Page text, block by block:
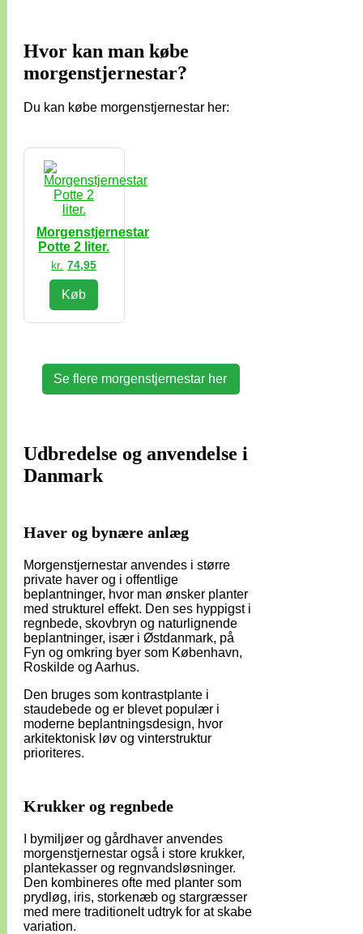
Hvor kan man købe
morgenstjernestar?
Du kan købe morgenstjernestar her:
Morgenstjernestar
Potte 2 liter.
kr. 74,95
Køb
Se flere morgenstjernestar her
Udbredelse og anvendelse i
Danmark
Haver og bynære anlæg
Morgenstjernestar anvendes i større
private haver og i offentlige
beplantninger, hvor man ønsker planter
med strukturel effekt. Den ses hyppigst i
regnbede, skovbryn og naturlignende
beplantninger, især i Østdanmark, på
Fyn og omkring byer som København,
Roskilde og Aarhus.
Den bruges som kontrastplante i
staudebede og er blevet populær i
moderne beplantningsdesign, hvor
arkitektonisk løv og vinterstruktur
prioriteres.
Krukker og regnbede
I bymiljøer og gårdhaver anvendes
morgenstjernestar også i store krukker,
plantekasser og regnvandsløsninger.
Den kombineres ofte med planter som
prydløg, iris, storkenæb og stargræsser
med mere traditionelt udtryk for at skabe
variation.